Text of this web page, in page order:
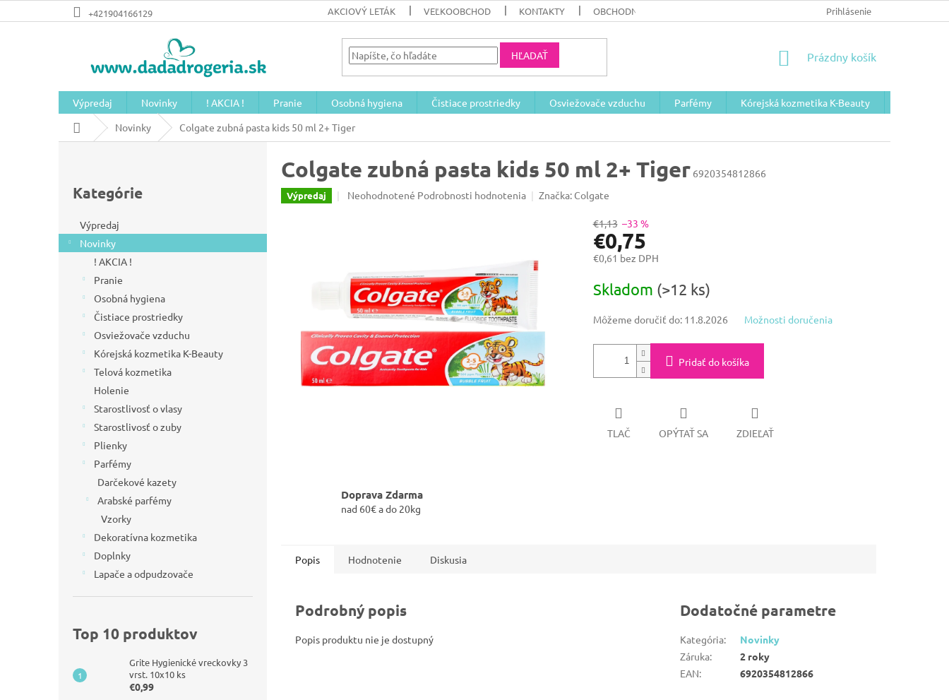
na
+421904166129 AKCIOVÝ LETÁK VEĽKOOBCHOD KONTAKTY OBCHODNÉ PODMIENKY/GDPR Prihlásenie
HĽADAŤ
NÁKUPNÝ
Prázdny košík
Výpredaj Novinky ! AKCIA ! Pranie Osobná hygiena Čistiace prostriedky Osviežovače vzduchu Parfémy Kórejská kozmetika K-Beauty
DomovNovinky Colgate zubná pasta kids 50 ml 2+ Tiger
ý
p
kategórie
Kategórie
Výpredaj
Novinky
! AKCIA !
Pranie
Osobná hygiena
Čistiace prostriedky
Osviežovače vzduchu
Kórejská kozmetika K-Beauty
Telová kozmetika
Holenie
Starostlivosť o vlasy
Starostlivosť o zuby
Plienky
Parfémy
Darčekové kazety
Arabské parfémy
Vzorky
Dekoratívna kozmetika
Doplnky
Lapače a odpudzovače
Top 10 produktov
Grite Hygienické vreckovky 3
vrst. 10x10 ks
€0,99
Colgate zubná pasta kids 50 ml 2+ Tiger 6920354812866
Výpredaj
Priemerné
hviezdičiek.
Neohodnotené Podrobnosti hodnotenia Značka: Colgate
€1,13 –33 %
€0,75
€0,61 bez DPH
cena:
Skladom (>12 ks)
Môžeme doručiť do: 11.8.2026 Možnosti doručenia
Pridať do košíka
TLAČ OPÝTAŤ SA ZDIEĽAŤ
Doprava Zdarma
nad 60€ a do 20kg
Popis Hodnotenie Diskusia
Podrobný popis
Popis produktu nie je dostupný
Dodatočné parametre
Kategória:
Novinky
Záruka:
2 roky
EAN: 6920354812866